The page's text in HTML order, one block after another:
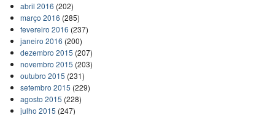
abril 2016 (202)
março 2016 (285)
fevereiro 2016 (237)
janeiro 2016 (200)
dezembro 2015 (207)
novembro 2015 (203)
outubro 2015 (231)
setembro 2015 (229)
agosto 2015 (228)
julho 2015 (247)